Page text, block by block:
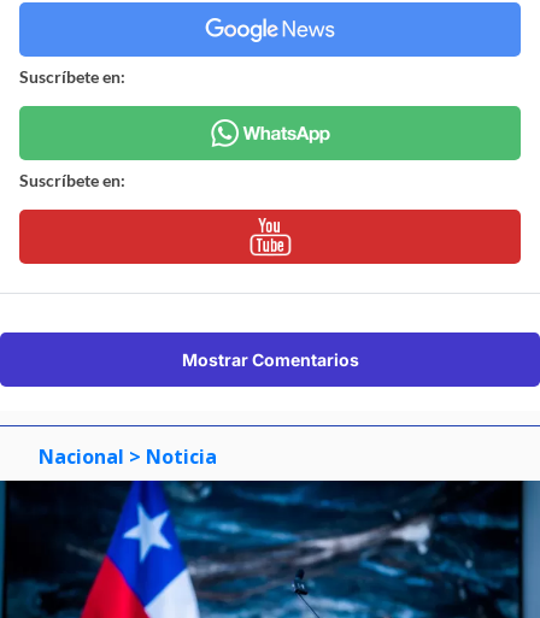
Suscríbete en:
Suscríbete en:
Mostrar Comentarios
Nacional > Noticia